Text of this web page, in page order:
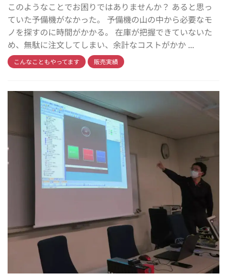
このようなことでお困りではありませんか？ あると思っ
ていた予備機がなかった。 予備機の山の中から必要なモ
ノを探すのに時間がかかる。 在庫が把握できていないた
め、無駄に注文してしまい、余計なコストがかか ...
こんなこともやってます 販売実績